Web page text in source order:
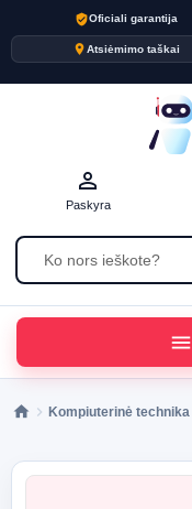
verified_userOficiali garantija
placeAtsiėmimo taškai
person_outline
Paskyra
menu
Kompiuterinė technika